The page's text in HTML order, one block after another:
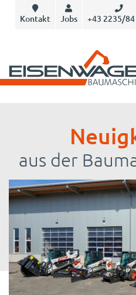
Kontakt Jobs +43 2235/84
aus der